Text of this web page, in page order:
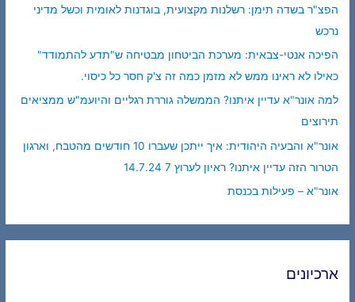
הפצ"ר בשדה תימן: רשלנות מקצועית, בוגדנות לאומית וכשל מדיני
נרכש
הפיכה אנטי-צבאית: מערכת הביטחון מבטיחה ש"תדע להתמודד"
כאילו לא ראינו ממש לא מזמן כמה זה צ'ק חסר כל כיסוי.
למה אונר"א עדיין איתנו? הממשלה גוררת רגליים והיועמ"ש ממציאים
תירוצים
אונר"א והבעיה היהודית: איך ייתכן שעברו 10 חודשים מהטבח, וארגון
הטרור הזה עדיין איתנו? ראיון לערוץ 7 14.7.24
אונר"א – פעילות בכנסת
ארכיונים